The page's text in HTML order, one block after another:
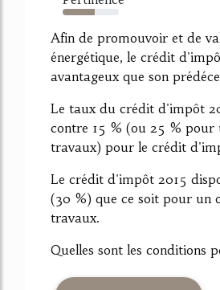
57%
Afin de promouvoir et de
énergétique, le crédit
avantageux que son
Le taux du crédit d'impôt
contre 15 % (ou 25 % pour
travaux) pour le crédit
Le crédit d'impôt 2015
(30 %) que ce soit pour un
travaux.
Quelles sont les conditions